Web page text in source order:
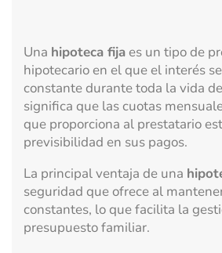
Una hipoteca fija es un tipo de
hipotecario en el que el interés
constante durante toda la vida
significa que las cuotas
que proporciona al prestatario
previsibilidad en sus pagos.
La principal ventaja de una
seguridad que ofrece al
constantes, lo que facilita la
presupuesto familiar.